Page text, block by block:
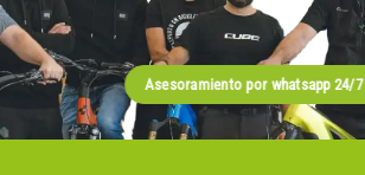
Asesoramiento por whatsapp 24/7